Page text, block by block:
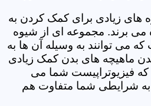
های زیادی برای کمک کردن به
می برند. مجموعه ای از شیوه
می توانند به وسیله آن ها به
ماهیچه های بدن کمک زیادی
که فیزیوتراپیست شما می
به شرایطی شما متفاوت هم